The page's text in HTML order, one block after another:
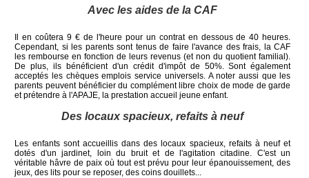
Avec les aides de la CAF
Il en coûtera 9 € de l'heure pour un contrat en dessous de 40 heures.
Cependant, si les parents sont tenus de faire l'avance des frais, la CAF
les rembourse en fonction de leurs revenus (et non du quotient familial).
De plus, ils bénéficient d'un crédit d'impôt de 50%. Sont également
acceptés les chèques emplois service universels. A noter aussi que les
parents peuvent bénéficier du complément libre choix de mode de garde
et prétendre à l'APAJE, la prestation accueil jeune enfant.
Des locaux spacieux, refaits à neuf
Les enfants sont accueillis dans des locaux spacieux, refaits à neuf et
dotés d'un jardinet, loin du bruit et de l'agitation citadine. C'est un
véritable hâvre de paix où tout est prévu pour leur épanouissement, des
jeux, des lits pour se reposer, des coins douillets...